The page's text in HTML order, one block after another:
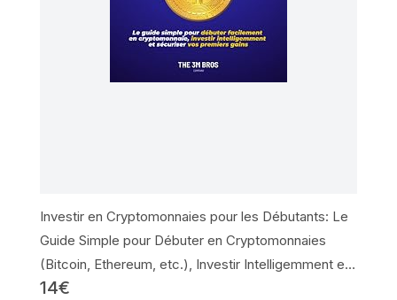
Investir en Cryptomonnaies pour les Débutants: Le
Guide Simple pour Débuter en Cryptomonnaies
(Bitcoin, Ethereum, etc.), Investir Intelligemment et
Sécuriser vos Premiers Gains
14€